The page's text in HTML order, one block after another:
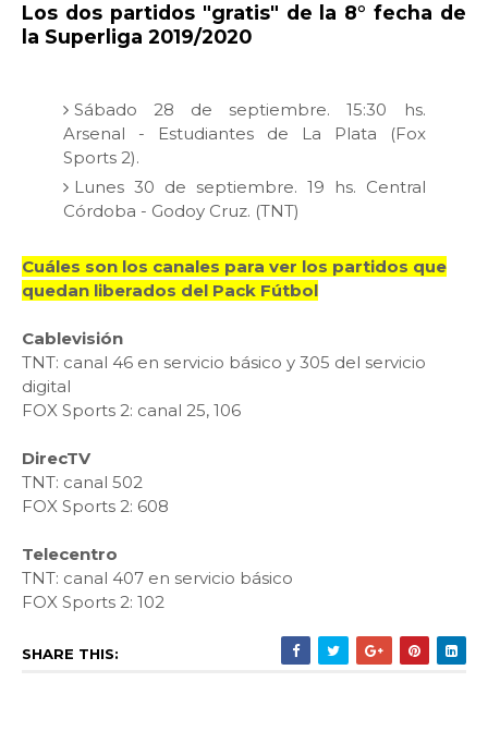
Los dos partidos "gratis" de la 8° fecha de
la Superliga 2019/2020
Sábado 28 de septiembre. 15:30 hs.
Arsenal - Estudiantes de La Plata (Fox
Sports 2).
Lunes 30 de septiembre. 19 hs. Central
Córdoba - Godoy Cruz. (TNT)
Cuáles son los canales para ver los partidos que
quedan liberados del Pack Fútbol
Cablevisión
TNT: canal 46 en servicio básico y 305 del servicio
digital
FOX Sports 2: canal 25, 106
DirecTV
TNT: canal 502
FOX Sports 2: 608
Telecentro
TNT: canal 407 en servicio básico
FOX Sports 2: 102
SHARE THIS: